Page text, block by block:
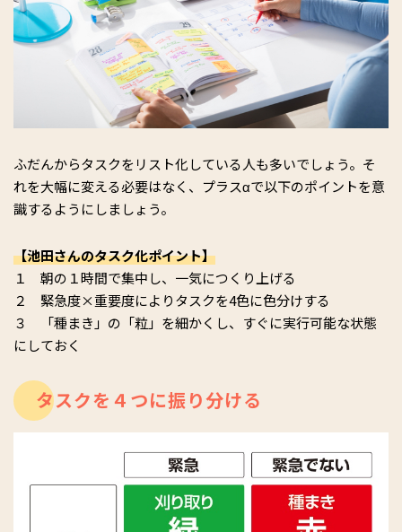
ふだんからタスクをリスト化している人も多いでしょう。そ
れを大幅に変える必要はなく、プラスαで以下のポイントを意
識するようにしましょう。
【池田さんのタスク化ポイント】
１ 朝の１時間で集中し、一気につくり上げる
２ 緊急度×重要度によりタスクを4色に色分けする
３ 「種まき」の「粒」を細かくし、すぐに実行可能な状態
にしておく
タスクを４つに振り分ける